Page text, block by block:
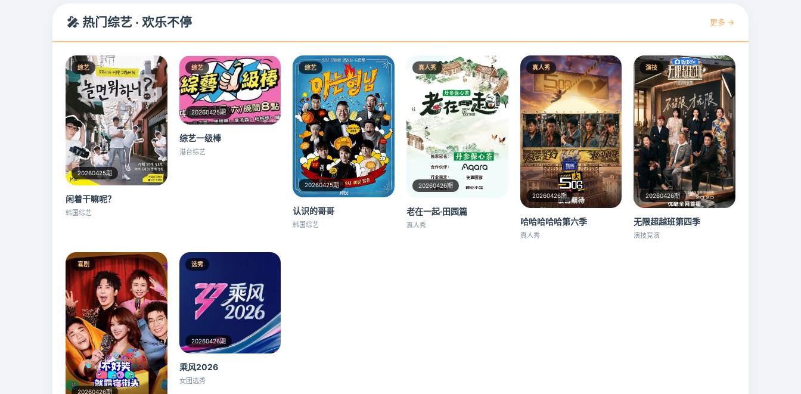
🎤 热门综艺 · 欢乐不停 更多 →
综艺
20260425期
闲着干嘛呢？
韩国综艺
综艺
20260425期
综艺一级棒
港台综艺
综艺
20260425期
认识的哥哥
韩国综艺
真人秀
20260426期
老在一起·田园篇
真人秀
真人秀
20260426期
哈哈哈哈哈第六季
真人秀
演技
20260426期
无限超越班第四季
演技竞演
喜剧
20260426期
选秀
20260426期
乘风2026
女团选秀